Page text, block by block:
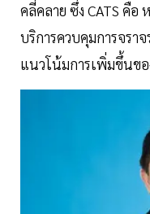
คลี่คลาย ซึ่ง CATS คื
บริการควบคุมการจรา
แนวโน้มการเพิ่มขึ้นขอ